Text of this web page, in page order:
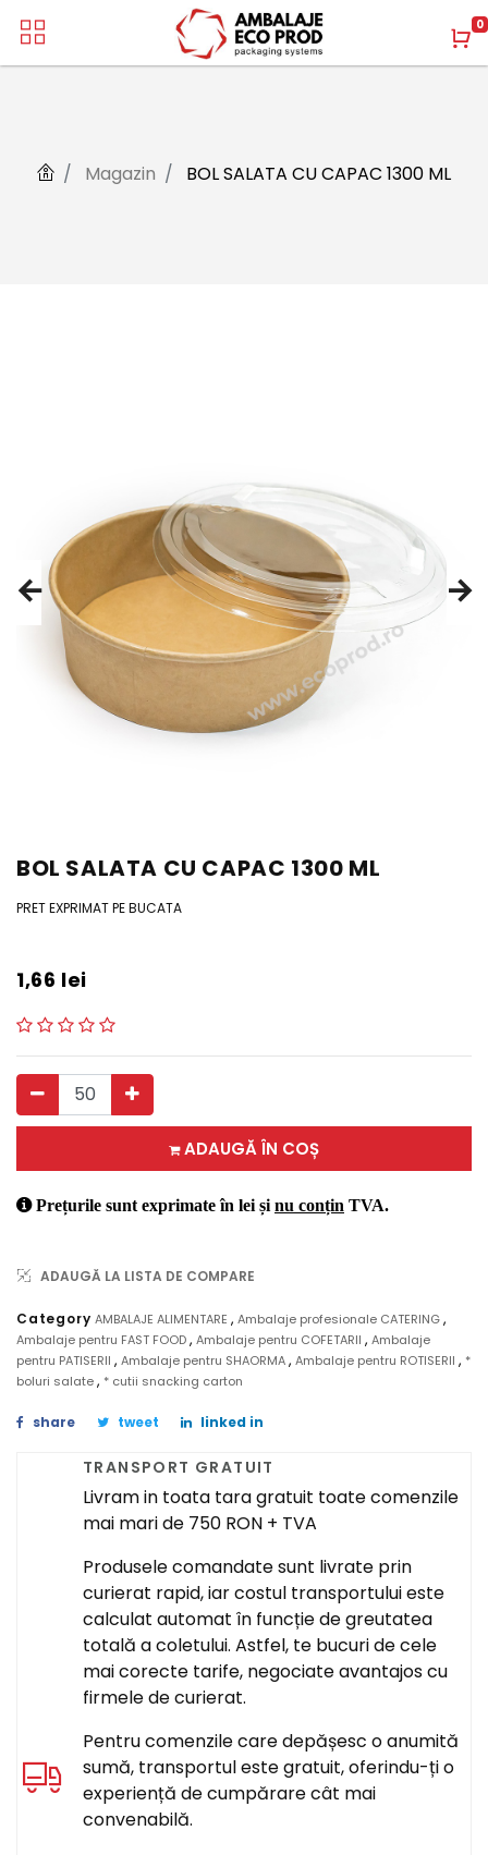
0
Magazin BOL SALATA CU CAPAC 1300 ML
BOL SALATA CU CAPAC 1300 ML
PRET EXPRIMAT PE BUCATA
1,66 lei
ADAUGĂ ÎN COȘ
Prețurile sunt exprimate în lei și nu conțin TVA.
ADAUGĂ LA LISTA DE COMPARE
CategoryAMBALAJE ALIMENTARE,Ambalaje profesionale CATERING,
Ambalaje pentru FAST FOOD, Ambalaje pentru COFETARII , Ambalaje
pentru PATISERII , Ambalaje pentru SHAORMA, Ambalaje pentru ROTISERII , *
boluri salate, * cutii snacking carton
share tweet linked in
TRANSPORT GRATUIT
Livram in toata tara gratuit toate comenzile
mai mari de 750 RON + TVA
Produsele comandate sunt livrate prin
curierat rapid, iar costul transportului este
calculat automat în funcție de greutatea
totală a coletului. Astfel, te bucuri de cele
mai corecte tarife, negociate avantajos cu
firmele de curierat.
Pentru comenzile care depășesc o anumită
sumă, transportul este gratuit, oferindu-ți o
experiență de cumpărare cât mai
convenabilă.